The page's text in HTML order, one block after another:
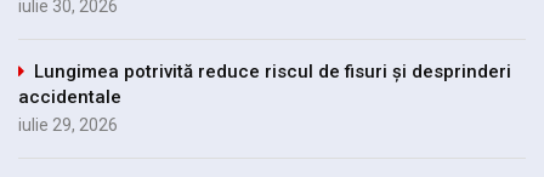
iulie 30, 2026
Lungimea potrivită reduce riscul de fisuri și desprinderi
accidentale
iulie 29, 2026